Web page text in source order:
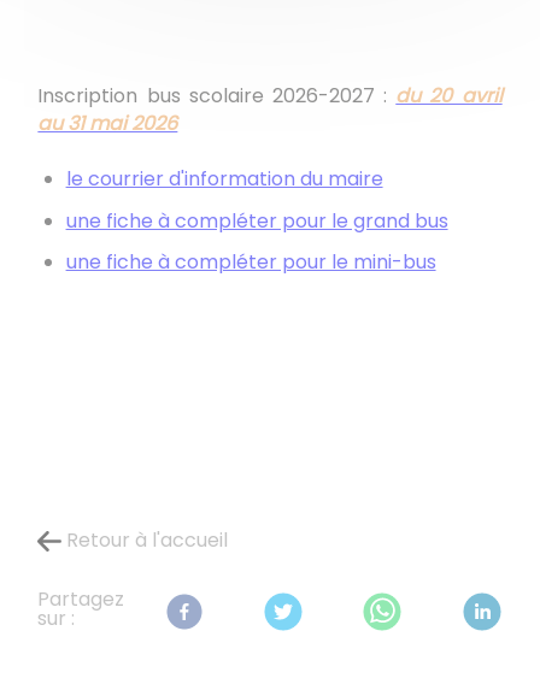
Inscription bus scolaire 2026-2027 : du 20 avril
au 31 mai 2026
le courrier d'information du maire
une fiche à compléter pour le grand bus
une fiche à compléter pour le mini-bus
Retour à l'accueil
Partagez
sur :